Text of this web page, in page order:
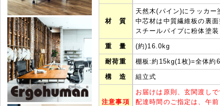
材 質
天然木(パイン)にラッカー
中芯材は中質繊維板の裏
スチールパイプに粉体塗装
重 量 (約)16.0kg
耐荷重 棚板:約15kg(1枚)=全体約
構 造 組立式
注意事項
お届けは原則、玄関渡し
配達時間のご指定は、午